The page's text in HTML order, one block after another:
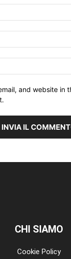
and website in
CHI SIAMO
Cookie Policy